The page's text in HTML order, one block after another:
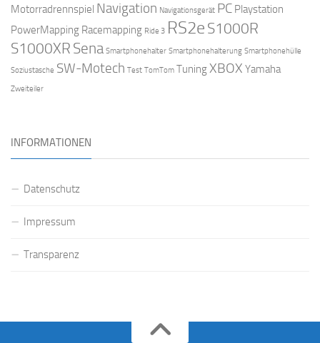
Motorradrennspiel Navigation Navigationsgerät PC Playstation
PowerMapping Racemapping Ride 3 RS2e S1000R
S1000XR Sena Smartphonehalter Smartphonehalterung Smartphonehülle
Soziustasche SW-Motech Test TomTom TuningXBOX Yamaha
Zweiteiler
INFORMATIONEN
Datenschutz
Impressum
Transparenz